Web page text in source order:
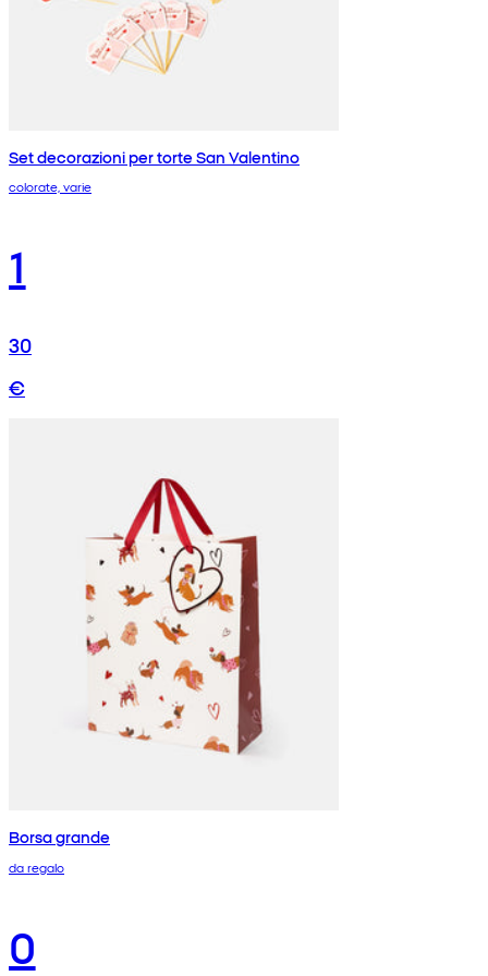
Set decorazioni per torte San Valentino
colorate, varie
1
30
€
Borsa grande
da regalo
0